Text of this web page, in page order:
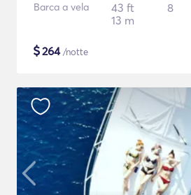
Barca a vela
43 ft
13 m
8
$264/notte